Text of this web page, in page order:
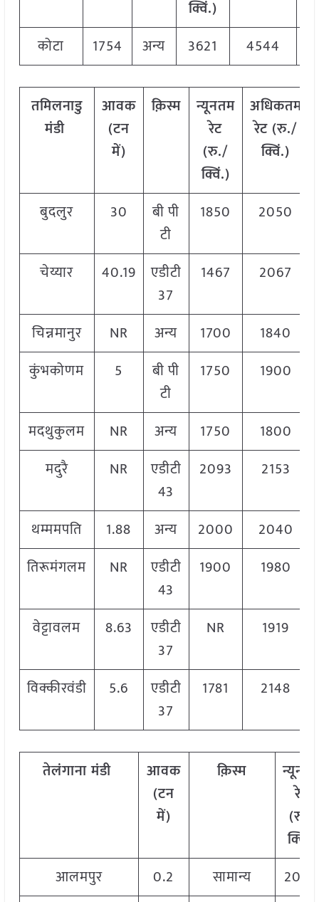
क्विं.)
कोटा
1754 अन्य 3621 4544
तमिलनाडु
मंडी
आवक
(टन
में)
क़िस्म
न्यूनतम
रेट
(रु./
क्विं.)
अधिकतम
रेट (रु./
क्विं.)
बुदलुर 30
बी पी
टी
1850 2050
चेय्यार 40.19
एडीटी
37
1467 2067
चिन्नमानुर NR अन्य 1700 1840
कुंभकोणम
5
बी पी
टी
1750 1900
मदथुकुलम NR अन्य 1750 1800
मदुरै
NR
एडीटी
43
2093 2153
थम्ममपति 1.88 अन्य 2000 2040
तिरूमंगलम
NR
एडीटी
43
1900 1980
वेट्टावलम 8.63
एडीटी
37
NR 1919
विक्कीरवंडी 5.6
एडीटी
37
1781 2148
तेलंगाना मंडी
आवक
(टन
में)
क़िस्म
रेट
(रु./
क्विं.)
आलमपुर
0.2 सामान्य
2000